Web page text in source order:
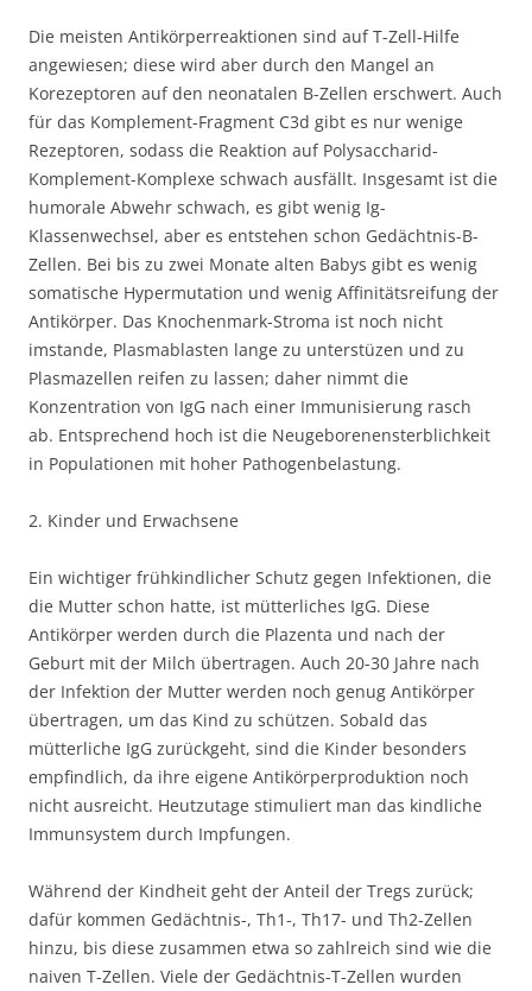
Die meisten Antikörperreaktionen sind auf T-Zell-Hilfe
angewiesen; diese wird aber durch den Mangel an
Korezeptoren auf den neonatalen B-Zellen erschwert. Auch
für das Komplement-Fragment C3d gibt es nur wenige
Rezeptoren, sodass die Reaktion auf Polysaccharid-
Komplement-Komplexe schwach ausfällt. Insgesamt ist die
humorale Abwehr schwach, es gibt wenig Ig-
Klassenwechsel, aber es entstehen schon Gedächtnis-B-
Zellen. Bei bis zu zwei Monate alten Babys gibt es wenig
somatische Hypermutation und wenig Affinitätsreifung der
Antikörper. Das Knochenmark-Stroma ist noch nicht
imstande, Plasmablasten lange zu unterstüzen und zu
Plasmazellen reifen zu lassen; daher nimmt die
Konzentration von IgG nach einer Immunisierung rasch
ab. Entsprechend hoch ist die Neugeborenensterblichkeit
in Populationen mit hoher Pathogenbelastung.
2. Kinder und Erwachsene
Ein wichtiger frühkindlicher Schutz gegen Infektionen, die
die Mutter schon hatte, ist mütterliches IgG. Diese
Antikörper werden durch die Plazenta und nach der
Geburt mit der Milch übertragen. Auch 20-30 Jahre nach
der Infektion der Mutter werden noch genug Antikörper
übertragen, um das Kind zu schützen. Sobald das
mütterliche IgG zurückgeht, sind die Kinder besonders
empfindlich, da ihre eigene Antikörperproduktion noch
nicht ausreicht. Heutzutage stimuliert man das kindliche
Immunsystem durch Impfungen.
Während der Kindheit geht der Anteil der Tregs zurück;
dafür kommen Gedächtnis-, Th1-, Th17- und Th2-Zellen
hinzu, bis diese zusammen etwa so zahlreich sind wie die
naiven T-Zellen. Viele der Gedächtnis-T-Zellen wurden